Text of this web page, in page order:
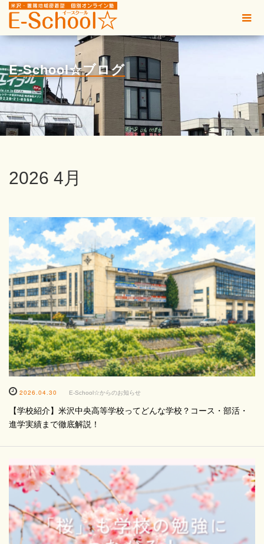
E-School☆ブログ
2026 4月
2026.04.30 E-School☆からのお知らせ
【学校紹介】米沢中央高等学校ってどんな学校？コース・部活・
進学実績まで徹底解説！